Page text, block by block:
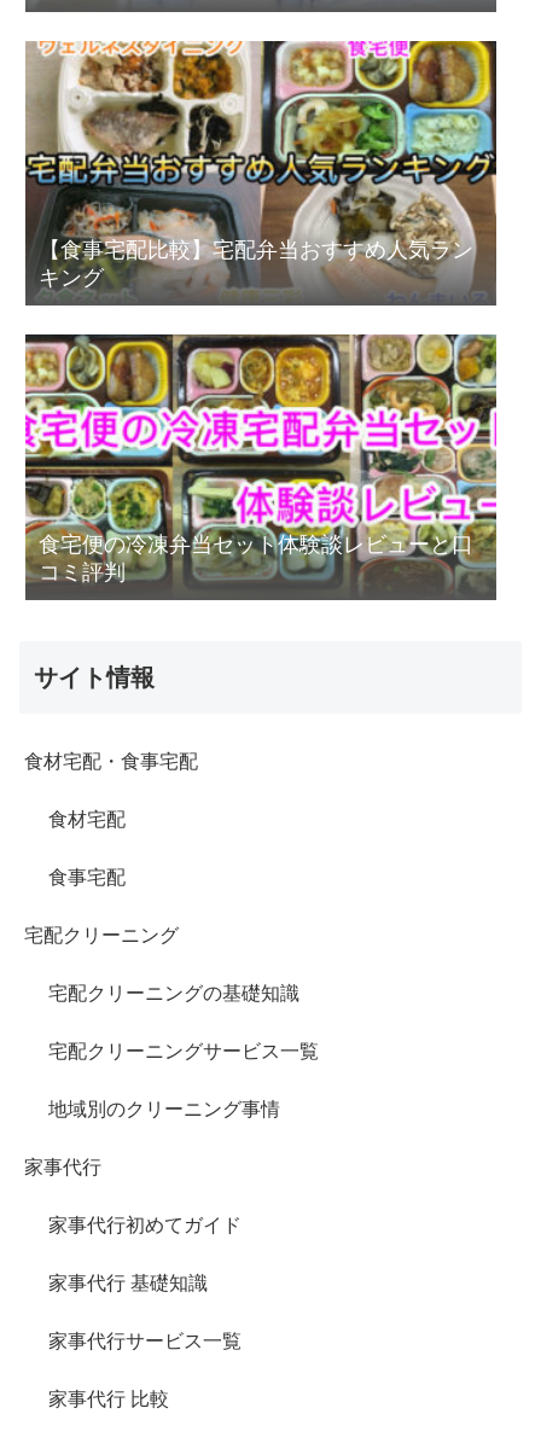
【食事宅配比較】宅配弁当おすすめ人気ラン
キング
食宅便の冷凍弁当セット体験談レビューと口
コミ評判
サイト情報
食材宅配・食事宅配
食材宅配
食事宅配
宅配クリーニング
宅配クリーニングの基礎知識
宅配クリーニングサービス一覧
地域別のクリーニング事情
家事代行
家事代行初めてガイド
家事代行 基礎知識
家事代行サービス一覧
家事代行 比較